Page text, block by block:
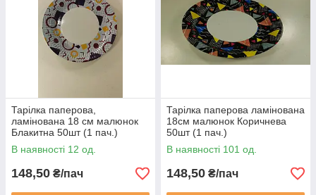
Тарілка паперова,
ламінована 18 см малюнок
Блакитна 50шт (1 пач.)
В наявності 12 од.
148,50 ₴/пач
Тарілка паперова ламінована
18см малюнок Коричнева
50шт (1 пач.)
В наявності 101 од.
148,50 ₴/пач